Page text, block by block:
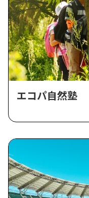
エコパ自然塾